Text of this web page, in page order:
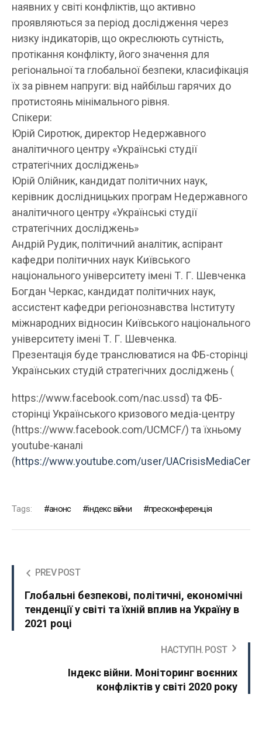
наявних у світі конфліктів, що активно
проявляються за період дослідження через
низку індикаторів, що окреслюють сутність,
протікання конфлікту, його значення для
регіональної та глобальної безпеки, класифікація
їх за рівнем напруги: від найбільш гарячих до
протистоянь мінімального рівня.
Спікери:
Юрій Сиротюк, директор Недержавного
аналітичного центру «Українські студії
стратегічних досліджень»
Юрій Олійник, кандидат політичних наук,
керівник дослідницьких програм Недержавного
аналітичного центру «Українські студії
стратегічних досліджень»
Андрій Рудик, політичний аналітик, аспірант
кафедри політичних наук Київського
національного університету імені Т. Г. Шевченка
Богдан Черкас, кандидат політичних наук,
ассистент кафедри регіонознавства Інституту
міжнародних відносин Київського національного
університету імені Т. Г. Шевченка.
Презентація буде транслюватися на ФБ-сторінці
Українських студій стратегічних досліджень (
https://www.facebook.com/nac.ussd) та ФБ-
сторінці Українського кризового медіа-центру
(https://www.facebook.com/UCMCF/) та їхньому
youtube-каналі
(https://www.youtube.com/user/
Tags: анонс індекс війни пресконференція
PREV POST
Глобальні безпекові, політичні, економічні
тенденції у світі та їхній вплив на Україну в
2021 році
НАСТУПН. POST
Індекс війни. Моніторинг воєнних
конфліктів у світі 2020 року